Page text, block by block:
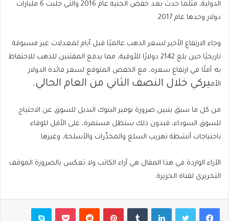
الدولية، مثلما حدث بعد خفض الجنيه عام 2016 والتي جلبت 6 مليارات
دولار وحدها عام 2017.
وجاء الارتفاع الأخير لسعر الذهب عالميًا قبل أيام لمعدلات غير مسبوقة
تاريخيًا حين بلغ 2142 دولارًا للأوقية، مما يدفع المقتنين للذهب للاحتفاظ
به؛ أملًا في ارتفاع سعره، مع الخفض المتوقع لسعر فائدة الدولار
الأميركي خلال النصف الثاني من العام الحالي.
من كل ما سبق يتبين ضرورة توفير البنوك البديل للسوق عن الاحتياج
للسوق السوداء، فبدون ذلك ستظل مستمرة، على الأقل للوفاء
باحتياجات أنشطة تهريب السلع والمخدِّرات والأسلحة، وغيرها.
الآراء الواردة في هذا المقال هي آراء الكاتب ولا تعكس بالضرورة الموقف
التحريري لقناة الجزيرة.
فيسبوكتويتر لينكدإن بينتيريست بوكيت سكايب